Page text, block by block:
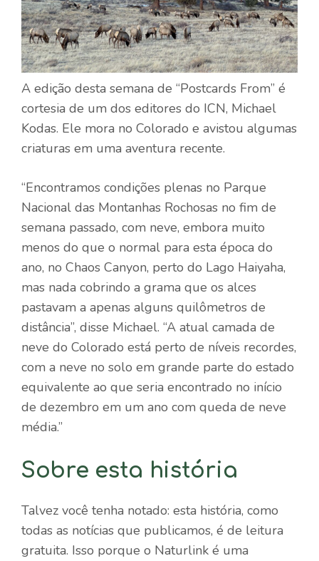
A edição desta semana de “Postcards From” é
cortesia de um dos editores do ICN, Michael
Kodas. Ele mora no Colorado e avistou algumas
criaturas em uma aventura recente.
“Encontramos condições plenas no Parque
Nacional das Montanhas Rochosas no fim de
semana passado, com neve, embora muito
menos do que o normal para esta época do
ano, no Chaos Canyon, perto do Lago Haiyaha,
mas nada cobrindo a grama que os alces
pastavam a apenas alguns quilômetros de
distância”, disse Michael. “A atual camada de
neve do Colorado está perto de níveis recordes,
com a neve no solo em grande parte do estado
equivalente ao que seria encontrado no início
de dezembro em um ano com queda de neve
média.”
Sobre esta história
Talvez você tenha notado: esta história, como
todas as notícias que publicamos, é de leitura
gratuita. Isso porque o Naturlink é uma